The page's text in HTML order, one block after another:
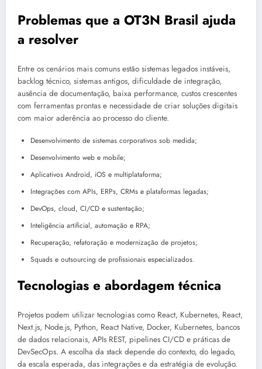
Problemas que a OT3N Brasil ajuda
a resolver
Entre os cenários mais comuns estão sistemas legados instáveis,
backlog técnico, sistemas antigos, dificuldade de integração,
ausência de documentação, baixa performance, custos crescentes
com ferramentas prontas e necessidade de criar soluções digitais
com maior aderência ao processo do cliente.
Desenvolvimento de sistemas corporativos sob medida;
Desenvolvimento web e mobile;
Aplicativos Android, iOS e multiplataforma;
Integrações com APIs, ERPs, CRMs e plataformas legadas;
DevOps, cloud, CI/CD e sustentação;
Inteligência artificial, automação e RPA;
Recuperação, refatoração e modernização de projetos;
Squads e outsourcing de profissionais especializados.
Tecnologias e abordagem técnica
Projetos podem utilizar tecnologias como React, Kubernetes, React,
Next.js, Node.js, Python, React Native, Docker, Kubernetes, bancos
de dados relacionais, APIs REST, pipelines CI/CD e práticas de
DevSecOps. A escolha da stack depende do contexto, do legado,
da escala esperada, das integrações e da estratégia de evolução.